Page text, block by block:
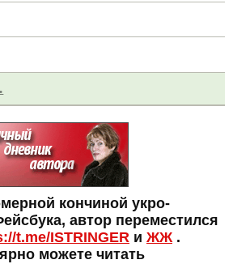
кончиной укро-
автор переместился
t.me/ISTRINGER и ЖЖ.
можете читать